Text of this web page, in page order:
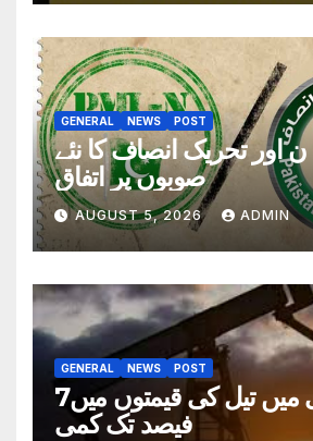
GENERAL NEWS POST
اور تحریک انصاف کا نئے
صوبوں پر اتفاق
AUGUST 5, 2026 ADMIN
GENERAL NEWS POST
عالمی منڈی میں تیل کی قیمتوں میں7
فیصد تک کمی